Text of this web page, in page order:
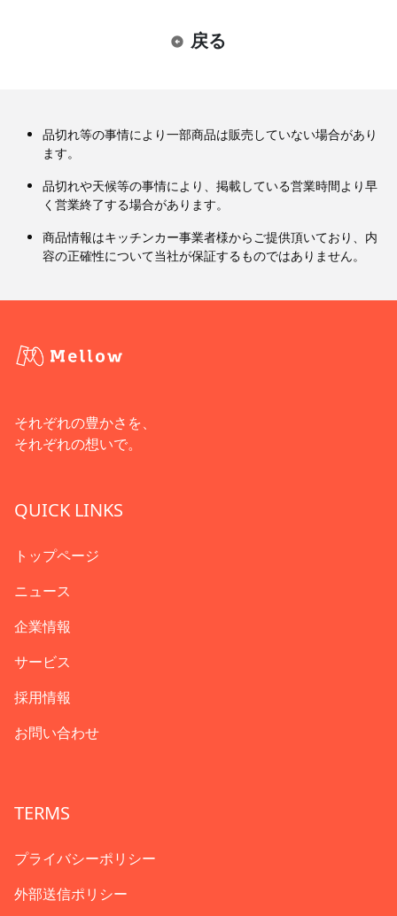
戻る
品切れ等の事情により一部商品は販売していない場合があり
ます。
品切れや天候等の事情により、掲載している営業時間より早
く営業終了する場合があります。
商品情報はキッチンカー事業者様からご提供頂いており、内
容の正確性について当社が保証するものではありません。
それぞれの豊かさを、
それぞれの想いで。
QUICK LINKS
トップページ
ニュース
企業情報
サービス
採用情報
お問い合わせ
TERMS
プライバシーポリシー
外部送信ポリシー